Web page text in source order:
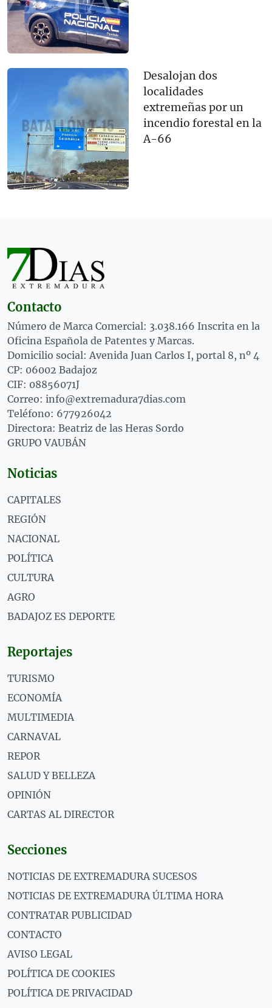
Desalojan dos
localidades
extremeñas por un
incendio forestal en la
A-66
Contacto
Número de Marca Comercial: 3.038.166 Inscrita en la
Oficina Española de Patentes y Marcas.
Domicilio social: Avenida Juan Carlos I, portal 8, nº 4
CP: 06002 Badajoz
CIF: 08856071J
Correo: info@extremadura7dias.com
Teléfono: 677926042
Directora: Beatriz de las Heras Sordo
GRUPO VAUBÁN
Noticias
CAPITALES
REGIÓN
NACIONAL
POLÍTICA
CULTURA
AGRO
BADAJOZ ES DEPORTE
Reportajes
TURISMO
ECONOMÍA
MULTIMEDIA
CARNAVAL
REPOR
SALUD Y BELLEZA
OPINIÓN
CARTAS AL DIRECTOR
Secciones
NOTICIAS DE EXTREMADURA SUCESOS
NOTICIAS DE EXTREMADURA ÚLTIMA HORA
CONTRATAR PUBLICIDAD
CONTACTO
AVISO LEGAL
POLÍTICA DE COOKIES
POLÍTICA DE PRIVACIDAD